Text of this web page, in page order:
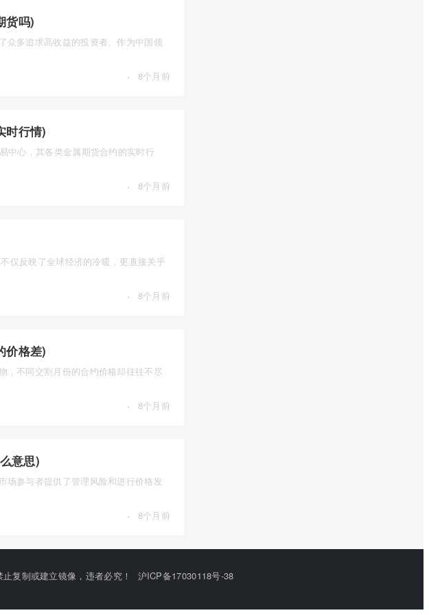
货吗)
众多追求高收益的投资者。作为中国领
· 8个月前
时行情)
中心，其各类金属期货合约的实时行
· 8个月前
仅反映了全球经济的冷暖，更直接关乎
· 8个月前
价格差)
，不同交割月份的合约价格却往往不尽
· 8个月前
意思)
场参与者提供了管理风险和进行价格发
· 8个月前
复制或建立镜像，违者必究！ 沪ICP备17030118号-38